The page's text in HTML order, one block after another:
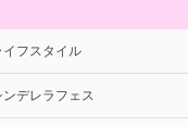
イフスタイル
ンデレラフェス